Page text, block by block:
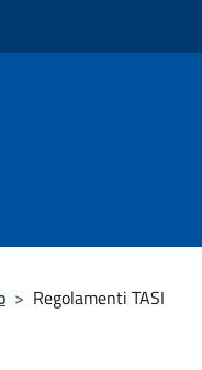
> Regolamenti TASI